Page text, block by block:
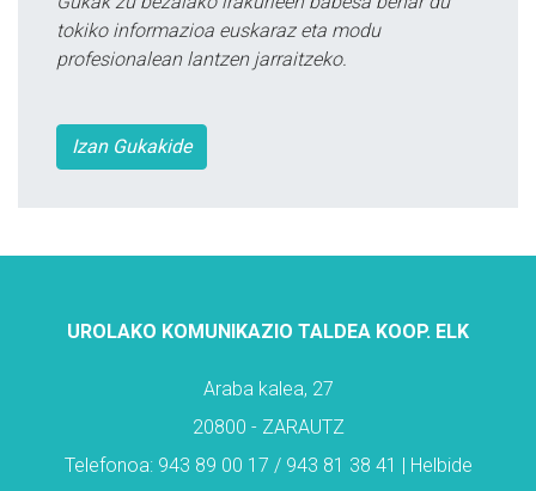
tokiko informazioa euskaraz eta modu
profesionalean lantzen jarraitzeko.
Izan Gukakide
UROLAKO KOMUNIKAZIO TALDEA KOOP. ELK
Araba kalea, 27
20800 - ZARAUTZ
Telefonoa: 943 89 00 17 / 943 81 38 41 | Helbide